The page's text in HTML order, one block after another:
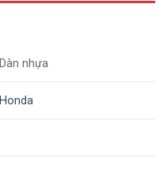
Dàn nhựa
Honda